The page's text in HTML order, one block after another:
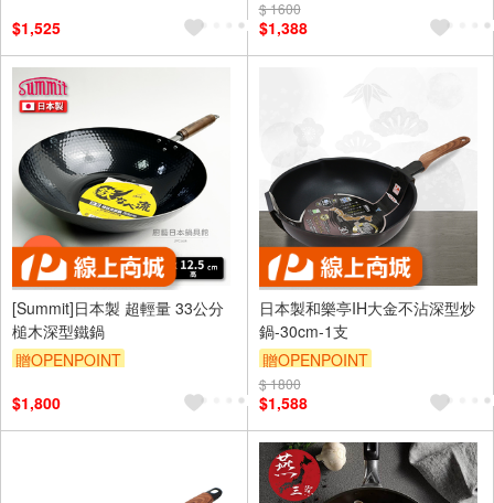
$1,525
$ 1600
$1,388
[Summit]日本製 超輕量 33公分
槌木深型鐵鍋
贈OPENPOINT
$1,800
日本製和樂亭IH大金不沾深型炒
鍋-30cm-1支
贈OPENPOINT
$ 1800
$1,588